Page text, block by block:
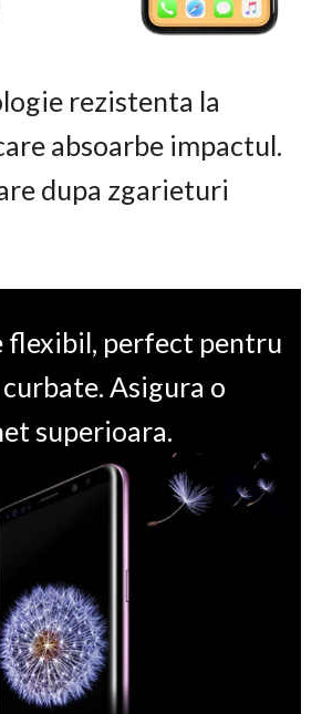
rezistenta la
absoarbe impactul.
dupa zgarieturi
flexibil, perfect pentru
Asigura o
superioara.